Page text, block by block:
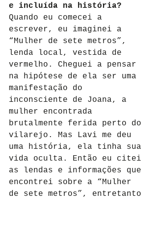
e incluída na história?
Quando eu comecei a
escrever, eu imaginei a
“Mulher de sete metros”,
lenda local, vestida de
vermelho. Cheguei a pensar
na hipótese de ela ser uma
manifestação do
inconsciente de Joana, a
mulher encontrada
brutalmente ferida perto do
vilarejo. Mas Lavi me deu
uma história, ela tinha sua
vida oculta. Então eu citei
as lendas e informações que
encontrei sobre a “Mulher
de sete metros”, entretanto